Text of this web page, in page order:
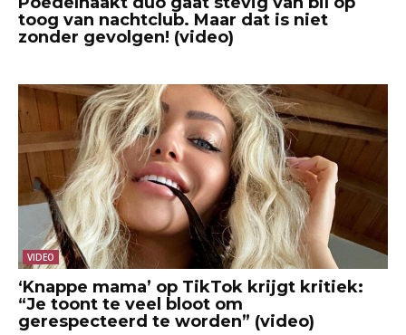
toog van nachtclub. Maar dat is niet
zonder gevolgen! (video)
VIDEO
‘Knappe mama’ op TikTok krijgt kritiek:
“Je toont te veel bloot om
gerespecteerd te worden” (video)